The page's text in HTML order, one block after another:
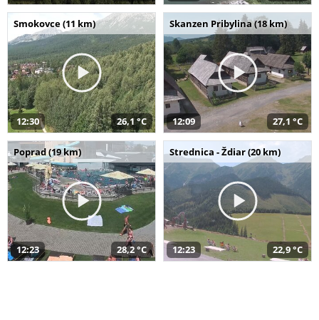
Smokovce (11 km)
12:30 26,1 °C
Skanzen Pribylina (18 km)
12:09 27,1 °C
Poprad (19 km)
12:23 28,2 °C
Strednica - Ždiar (20 km)
12:23 22,9 °C